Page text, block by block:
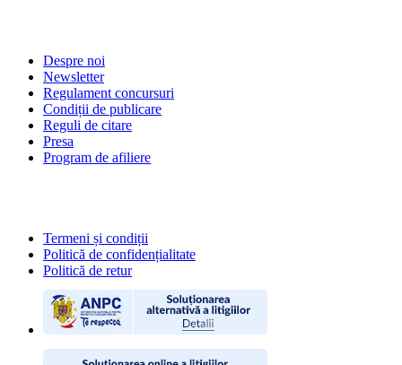
Despre noi
Newsletter
Regulament concursuri
Condiții de publicare
Reguli de citare
Presa
Program de afiliere
Termeni și condiții
Politică de confidențialitate
Politică de retur